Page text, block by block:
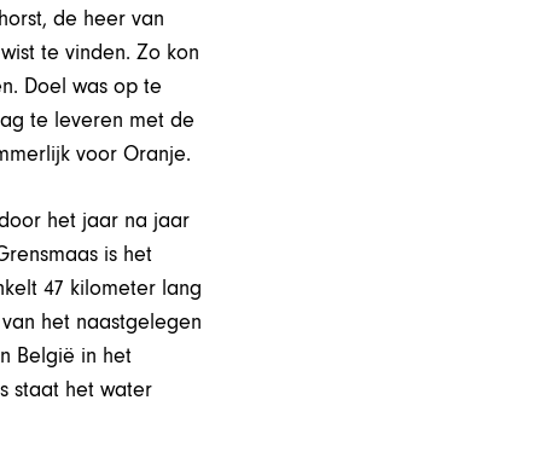
de heer van
te vinden. Zo kon
Doel was op te
te leveren met de
voor Oranje.
het jaar na jaar
is het
47 kilometer lang
het naastgelegen
België in het
staat het water